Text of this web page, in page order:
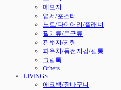
메모지
엽서/포스터
노트/다이어리/플래너
필기류/문구류
핀뱃지/키링
파우치/동전지갑/필통
그립톡
Others
LIVINGS
에코백/장바구니